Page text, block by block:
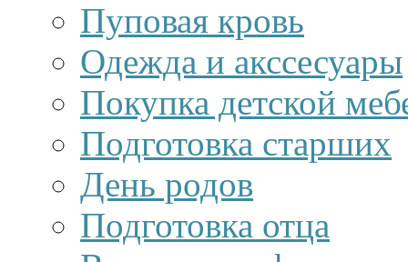
Пуповая кровь
Одежда и акссесуары
Покупка детской
Подготовка старших
День родов
Подготовка отца